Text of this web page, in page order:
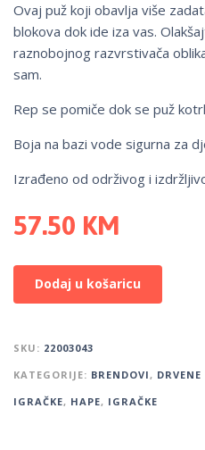
Ovaj puž koji obavlja više
blokova dok ide iza vas.
raznobojnog razvrstivača
sam.
Rep se pomiče dok se puž
Boja na bazi vode sigurna za
Izrađeno od održivog i
57.50 KM
Dodaj u košaricu
SKU: 22003043
KATEGORIJE: BRENDOVI,
IGRAČKE, HAPE, IGRAČKE